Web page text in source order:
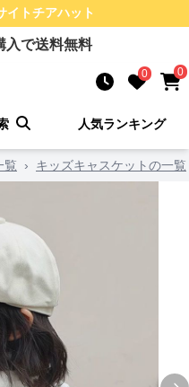
イトチアハット
入で送料無料
0 0
人気ランキング
覧 › キッズキャスケットの一覧